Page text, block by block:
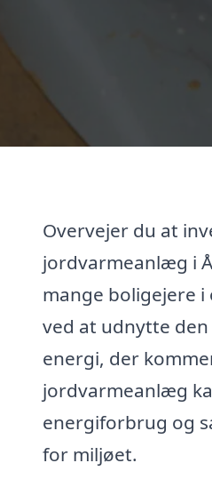
Overvejer du at
jordvarmeanlæg i
mange boligejere
ved at udnytte
energi, der
jordvarmeanlæg
energiforbrug og
for miljøet.